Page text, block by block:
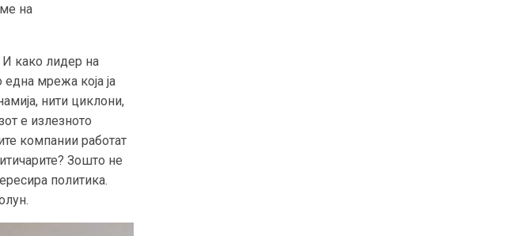
на
И како лидер на
мрежа која ја
нити циклони,
е излезното
компании работат
Зошто не
политика.